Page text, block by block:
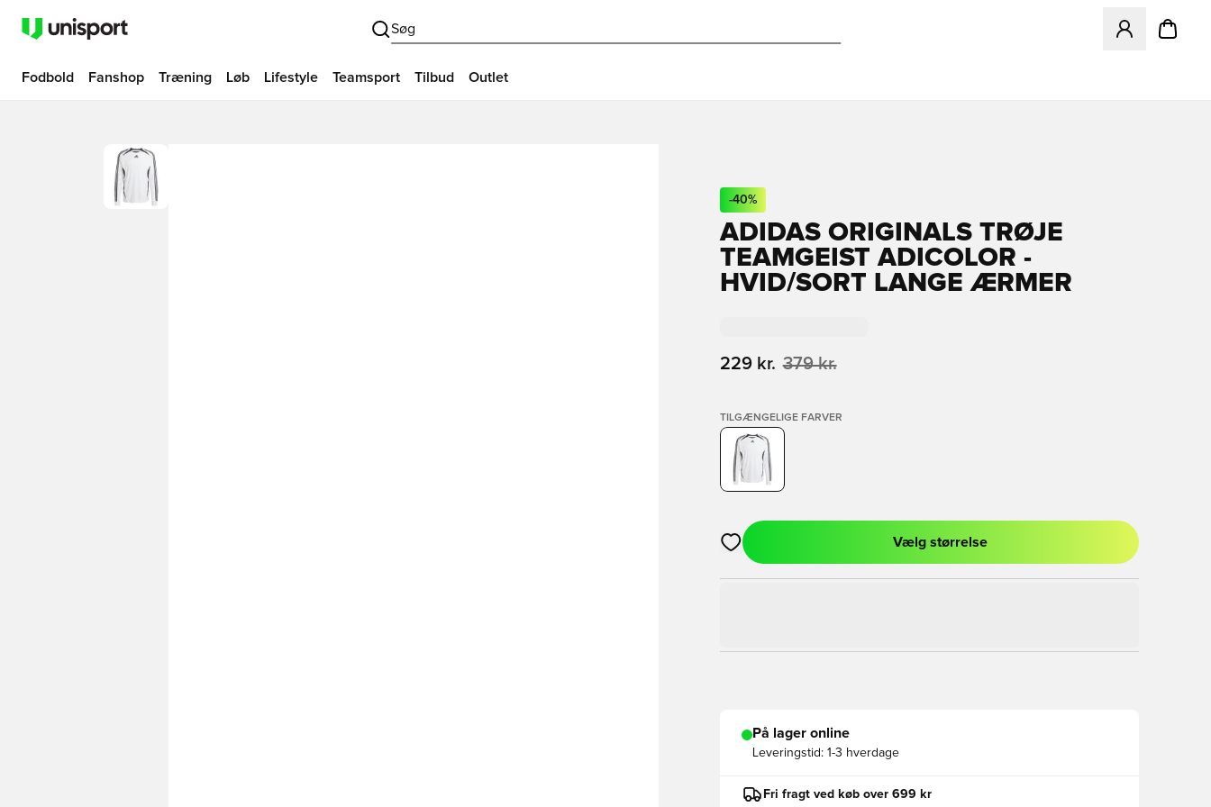
Søg
Åbner en
Fodbold Fanshop Træning Løb Lifestyle Teamsport Tilbud Outlet
-40%
ADIDAS ORIGINALS TRØJE
TEAMGEIST ADICOLOR -
HVID/SORT LANGE ÆRMER
229 kr. 379 kr.
TILGÆNGELIGE FARVER
Åbner en Modal til at logge ind eller tilmelde dig som medlem
Vælg størrelse
På lager online
Leveringstid: 1-3 hverdage
Fri fragt ved køb over 699 kr